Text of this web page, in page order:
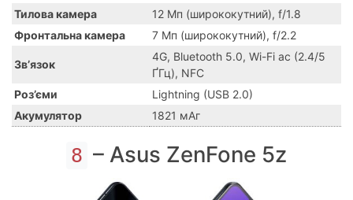
Тилова камера
12 Мп (ширококутний), f/1.8
Фронтальна камера
7 Мп (ширококутний), f/2.2
Зв’язок
4G, Bluetooth 5.0, Wi-Fi ac (2.4/5
ҐГц), NFC
Роз’єми
Lightning (USB 2.0)
Акумулятор
1821 мАг
8 – Asus ZenFone 5z